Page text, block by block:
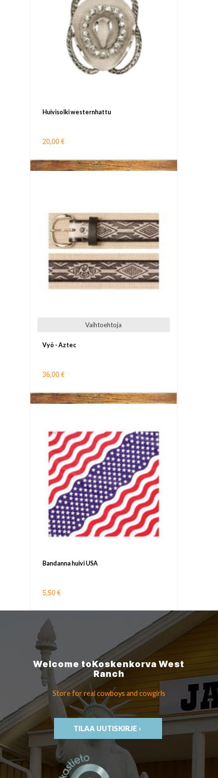
Huivisolki westernhattu
20,00 €
Vaihtoehtoja
Vyö - Aztec
36,00 €
Bandanna huivi USA
5,50 €
Welcome toKoskenkorvaWest
Ranch
Store for real cowboys and cowgirls
TILAA UUTISKIRJE ›